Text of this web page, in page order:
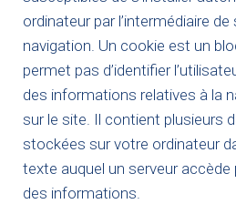
ordinateur par l’intermédiaire
navigation. Un cookie est un
permet pas d’identifier
des informations relatives à la
sur le site. Il contient plusieurs
stockées sur votre ordinateur
texte auquel un serveur accède
des informations.